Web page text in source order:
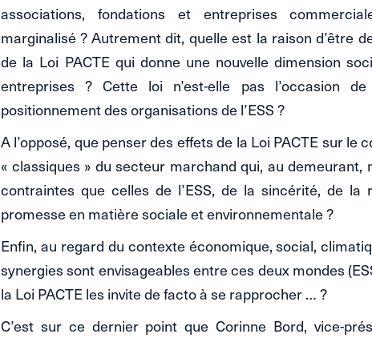
associations, fondations et entreprises
marginalisé ? Autrement dit, quelle est la raison d’être
de la Loi PACTE qui donne une nouvelle dimension
entreprises ? Cette loi n’est-elle pas l’occasion
positionnement des organisations de l’ESS ?
A l’opposé, que penser des effets de la Loi PACTE sur
« classiques » du secteur marchand qui, au
contraintes que celles de l’ESS, de la sincérité, de
promesse en matière sociale et environnementale ?
Enfin, au regard du contexte économique, social,
synergies sont envisageables entre ces deux mondes
la Loi PACTE les invite de facto à se rapprocher … ?
C’est sur ce dernier point que Corinne Bord, vice-